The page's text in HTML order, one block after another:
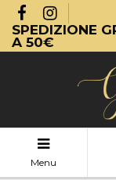
SPEDIZIONE
A 50€
Menu